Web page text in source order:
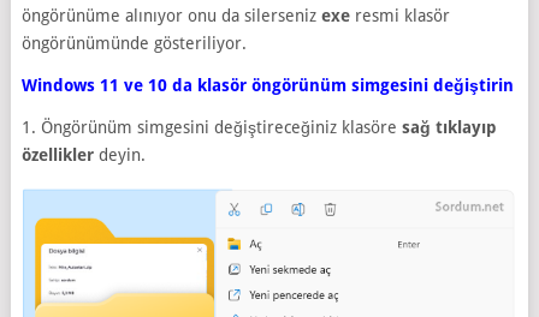
öngörünüme alınıyor onu da silerseniz exeresmi klasör
öngörünümünde gösteriliyor.
Windows 11 ve 10 da klasör öngörünüm simgesini değiştirin
1. Öngörünüm simgesini değiştireceğiniz klasöre sağ tıklayıp
özelliklerdeyin.